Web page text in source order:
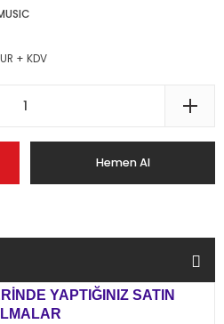
+ KDV
Hemen Al
YAPTIĞINIZ SATIN